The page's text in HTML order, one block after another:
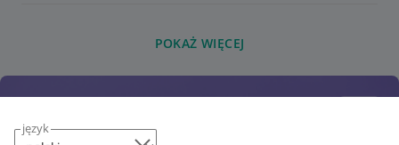
język
POKAŻ WIĘCEJ